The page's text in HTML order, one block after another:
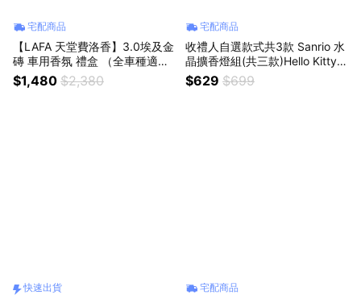
宅配商品
【LAFA 天堂費洛香】3.0埃及金
磚 車用香氛 禮盒 （全車種適
用）｜附品牌質感提袋｜男生禮
物/情人節送禮/生日禮物/男友禮
$1,480 $2,380
宅配商品
收禮人自選款式共3款 Sanrio 水
晶擴香燈組(共三款)Hello Kitty
、酷洛米
$629 $699
快速出貨 宅配商品